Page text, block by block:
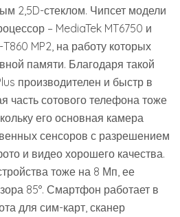
2,5D-стеклом. Чипсет модели
– MediaTek MT6750 и
MP2, на работу которых
памяти. Благодаря такой
производителен и быстр в
часть сотового телефона тоже
его основная камера
сенсоров с разрешением
и видео хорошего качества.
тоже на 8 Мп, ее
85°. Смартфон работает в
для сим-карт, сканер